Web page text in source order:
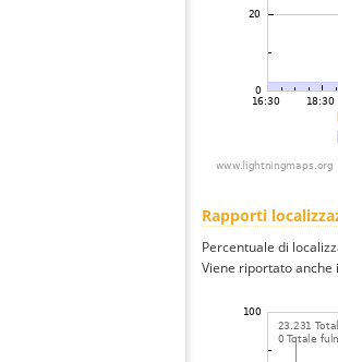
Rapporti
Percentuale di
Viene riportato